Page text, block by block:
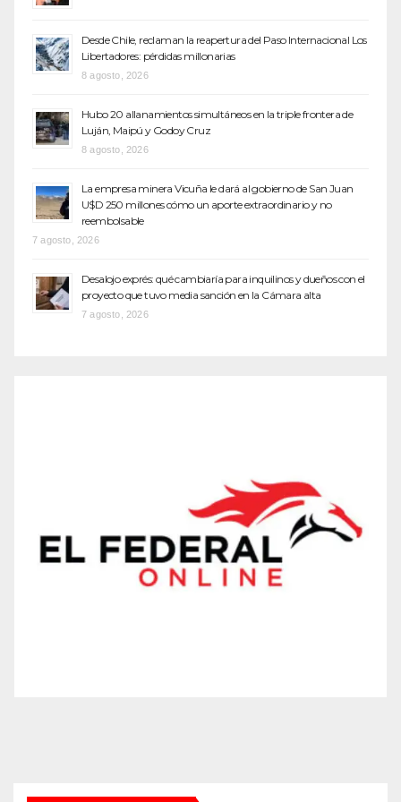
Desde Chile, reclaman la reapertura del Paso Internacional Los
Libertadores: pérdidas millonarias
8 agosto, 2026
Hubo 20 allanamientos simultáneos en la triple frontera de
Luján, Maipú y Godoy Cruz
8 agosto, 2026
La empresa minera Vicuña le dará al gobierno de San Juan
U$D 250 millones cómo un aporte extraordinario y no
reembolsable
7 agosto, 2026
Desalojo exprés: qué cambiaría para inquilinos y dueños con el
proyecto que tuvo media sanción en la Cámara alta
7 agosto, 2026